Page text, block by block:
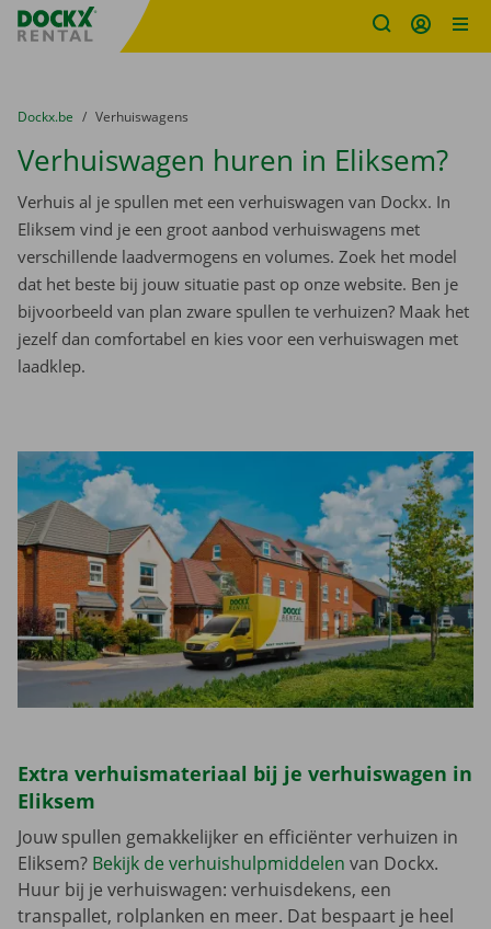
Fratello DEMO
U bevindt zich hier:
van
Dockx.be naar
Verhuiswagens
Verhuiswagen huren in Eliksem?
Verhuis al je spullen met een verhuiswagen van Dockx. In
Eliksem vind je een groot aanbod verhuiswagens met
verschillende laadvermogens en volumes. Zoek het model
dat het beste bij jouw situatie past op onze website. Ben je
bijvoorbeeld van plan zware spullen te verhuizen? Maak het
jezelf dan comfortabel en kies voor een verhuiswagen met
laadklep.
Extra verhuismateriaal bij je verhuiswagen in
Eliksem
Jouw spullen gemakkelijker en efficiënter verhuizen in
Eliksem? Bekijk de verhuishulpmiddelen van Dockx.
Huur bij je verhuiswagen: verhuisdekens, een
transpallet, rolplanken en meer. Dat bespaart je heel